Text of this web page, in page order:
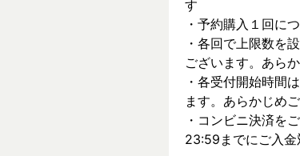
す
・予約購入１回に
・各回で上限数を
ございます。あら
・各受付開始時間
ます。あらかじめ
・コンビニ決済を
23:59までにご入